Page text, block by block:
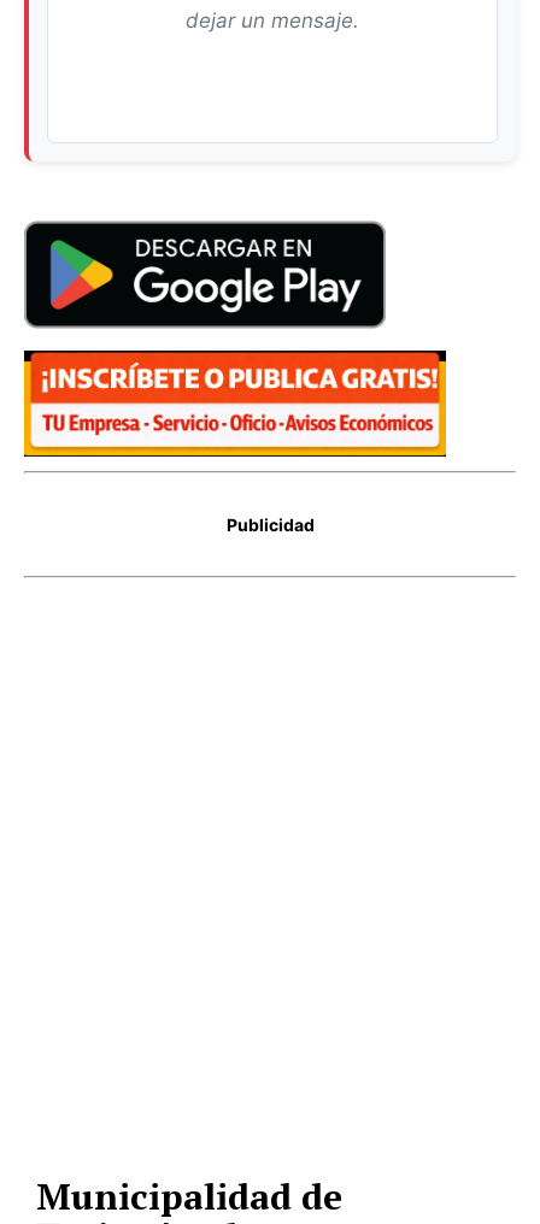
dejar un mensaje.
Publicidad